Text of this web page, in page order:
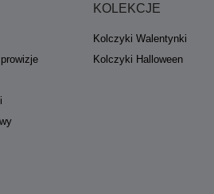
KOLEKCJE
Kolczyki Walentynki
Kolczyki Halloween